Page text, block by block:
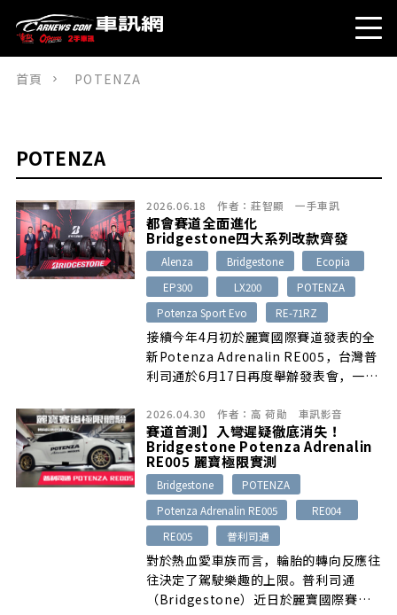
首頁 POTENZA
POTENZA
2026.06.18 作者： 莊智顯 一手車訊
都會賽道全面進化
Bridgestone四大系列改款齊發
Alenza Bridgestone
Ecopia
EP300
LX200
POTENZA
Potenza Sport Evo
RE-71RZ
接續今年4月初於麗寶國際賽道發表的全
新Potenza Adrenalin RE005，台灣普
利司通於6月17日再度舉辦發表會，一口
升級領域涵蓋都會移動、豪華SUV、高性
能跑車到賽道競技，業者強調將以「零時
差引進日本、歐洲旗艦胎」的品牌策略，
使台灣車主能與全球市場同步，第一時間
體驗最新技術與產品表現。
2026.04.30 作者： 高 荷勛 車訊影音
賽道首測】入彎遲疑徹底消失！
Bridgestone Potenza Adrenalin
RE005 麗寶極限實測
Bridgestone
POTENZA
Potenza Adrenalin RE005
RE004
RE005
普利司通
對於熱血愛車族而言，輪胎的轉向反應往
往決定了駕駛樂趣的上限。普利司通
（Bridgestone）近日於麗寶國際賽